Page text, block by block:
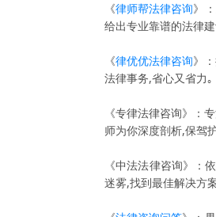
《律师帮法律咨询》
给出专业靠谱的法律建
《律优优法律咨询》
法律事务,省心又省力｡
《专律法律咨询》：
师为你深度剖析,保驾
《中法法律咨询》：
迷雾,找到最佳解决方